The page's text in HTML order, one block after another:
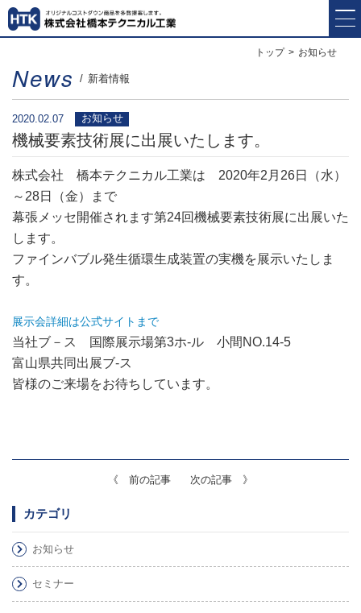
トップ お知らせ
News 新着情報
2020.02.07 お知らせ
機械要素技術展に出展いたします。
株式会社 橋本テクニカル工業は 2020年2月26日（水）
～28日（金）まで
幕張メッセ開催されます第24回機械要素技術展に出展いた
します。
ファインバブル発生循環生成装置の実機を展示いたしま
す。
展示会詳細は公式サイトまで
当社ブ－ス 国際展示場第3ホ-ル 小間NO.14-5
富山県共同出展ブ-ス
皆様のご来場をお待ちしています。
《 前の記事 次の記事 》
カテゴリ
お知らせ
セミナー